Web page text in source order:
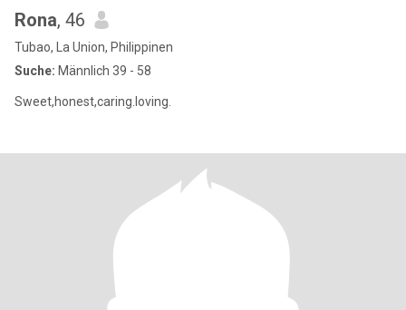
Rona, 46
Tubao, La Union, Philippinen
Suche: Männlich 39 - 58
Sweet,honest,caring.loving.